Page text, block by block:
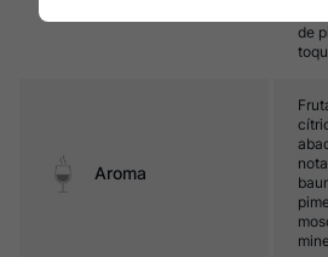
de
Aroma